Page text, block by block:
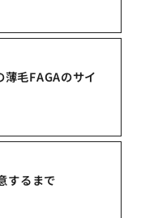
毛FAGAのサイ
するまで